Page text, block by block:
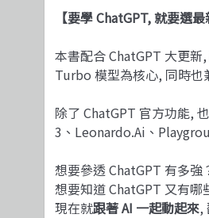
【要學 ChatGPT, 就要選
本書配合 ChatGPT 大更
Turbo 模型為核心, 同時也
除了 ChatGPT 官方功能,
3、Leonardo.Ai、
想要參透 ChatGPT 有多強
想要知道 ChatGPT 又有哪
現在就跟著 AI 一起動起來,